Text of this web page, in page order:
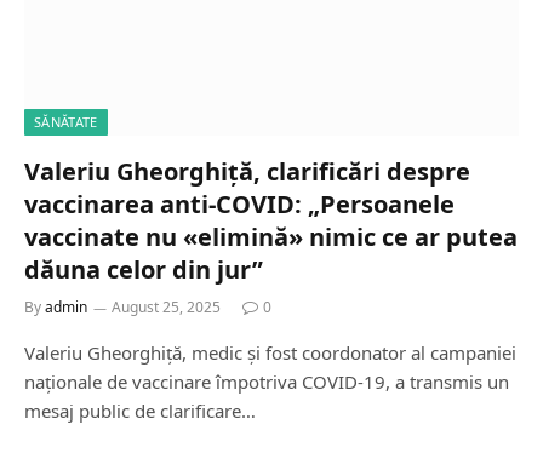
SĂNĂTATE
Valeriu Gheorghiță, clarificări despre
vaccinarea anti-COVID: „Persoanele
vaccinate nu «elimină» nimic ce ar putea
dăuna celor din jur”
Byadmin August 25, 2025 0
Valeriu Gheorghiță, medic și fost coordonator al campaniei
naționale de vaccinare împotriva COVID-19, a transmis un
mesaj public de clarificare…